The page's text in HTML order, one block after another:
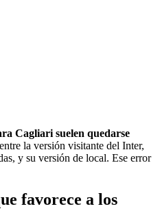
Cagliari suelen quedarse
la versión visitante del Inter,
y su versión de local. Ese error
favorece a los